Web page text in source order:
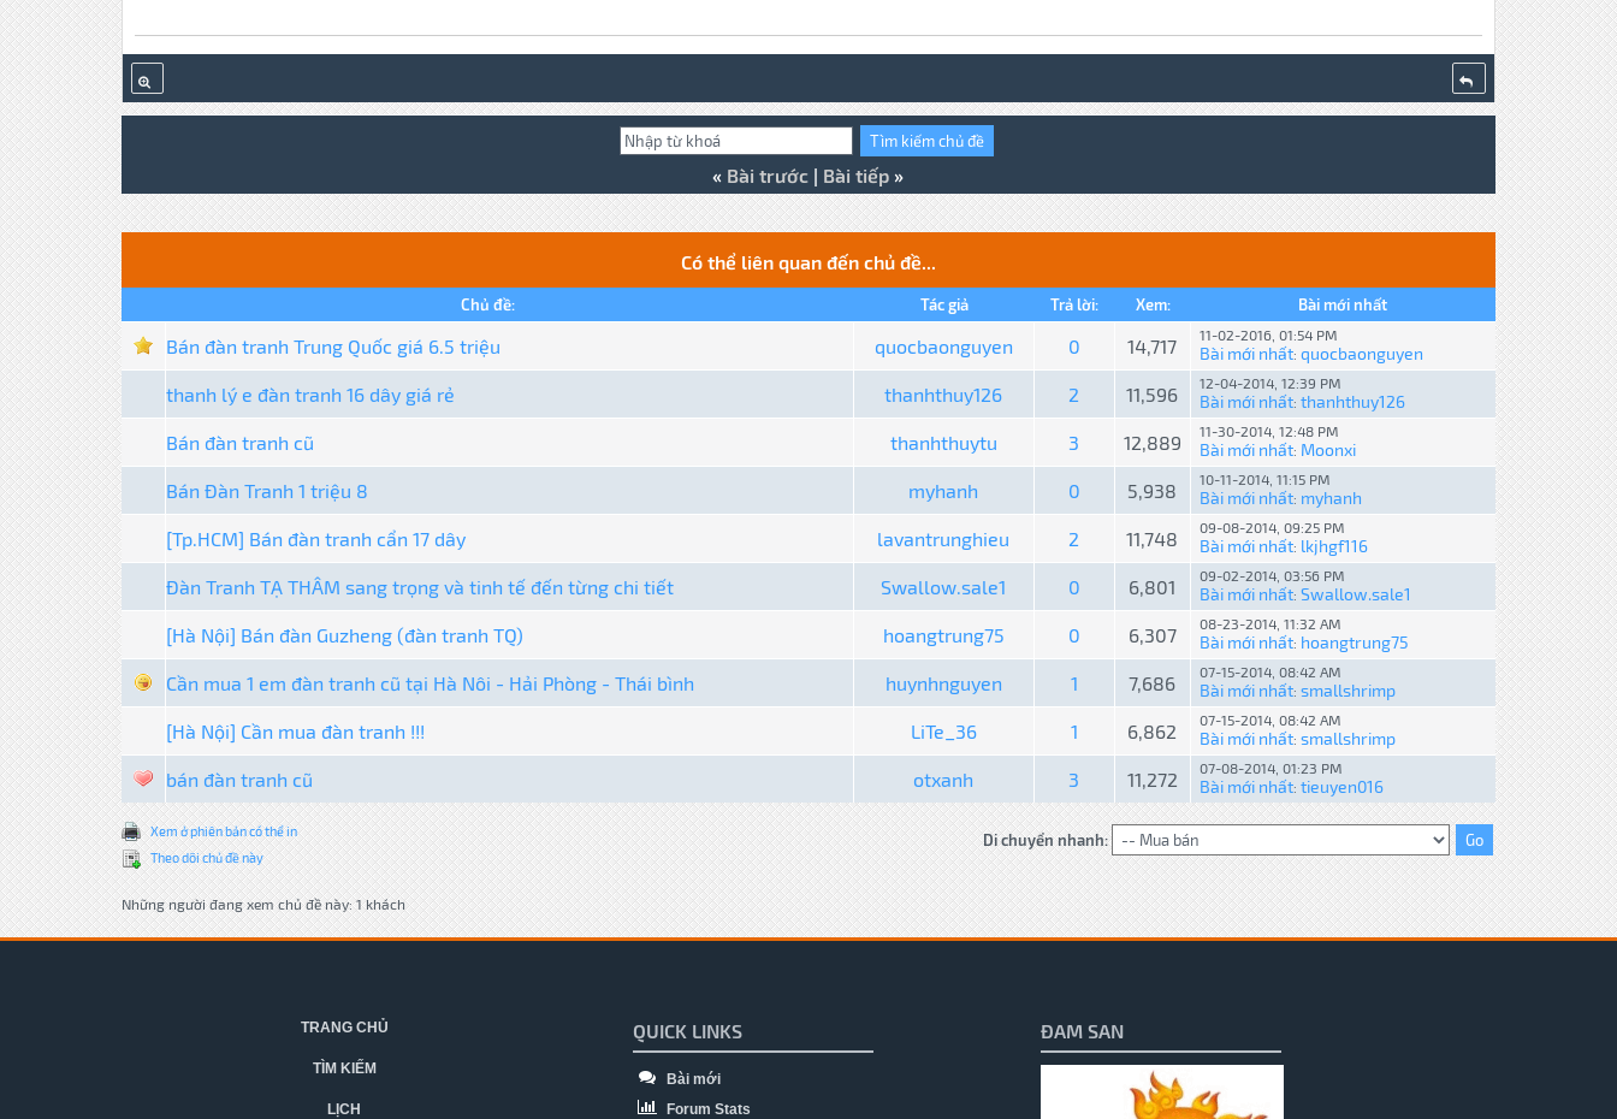
« Bài trước | Bài tiếp »
Có thể liên quan đến chủ đề...
Chủ đề: Tác giả Trả lời: Xem: Bài mới nhất
Bán đàn tranh Trung Quốc giá 6.5 triệu quocbaonguyen 0 14,717 11-02-2016, 01:54 PM
Bài mới nhất: quocbaonguyen
thanh lý e đàn tranh 16 dây giá rẻ thanhthuy126 2 11,596 12-04-2014, 12:39 PM
Bài mới nhất: thanhthuy126
Bán đàn tranh cũ thanhthuytu 3 12,889 11-30-2014, 12:48 PM
Bài mới nhất: Moonxi
Bán Đàn Tranh 1 triệu 8 myhanh 0 5,938 10-11-2014, 11:15 PM
Bài mới nhất: myhanh
[Tp.HCM] Bán đàn tranh cẩn 17 dây lavantrunghieu 2 11,748 09-08-2014, 09:25 PM
Bài mới nhất: lkjhgf116
Đàn Tranh TẠ THÂM sang trọng và tinh tế đến từng chi tiết Swallow.sale1 0 6,801 09-02-2014, 03:56 PM
Bài mới nhất: Swallow.sale1
[Hà Nội] Bán đàn Guzheng (đàn tranh TQ) hoangtrung75 0 6,307 08-23-2014, 11:32 AM
Bài mới nhất: hoangtrung75
Cần mua 1 em đàn tranh cũ tại Hà Nôi - Hải Phòng - Thái bình huynhnguyen 1 7,686 07-15-2014, 08:42 AM
Bài mới nhất: smallshrimp
[Hà Nội] Cần mua đàn tranh !!! LiTe_36 1 6,862 07-15-2014, 08:42 AM
Bài mới nhất: smallshrimp
bán đàn tranh cũ otxanh 3 11,272 07-08-2014, 01:23 PM
Bài mới nhất: tieuyen016
Xem ở phiên bản có thể in
Theo dõi chủ đề này
Di chuyển nhanh:
Những người đang xem chủ đề này: 1 khách
TRANG CHỦ
TÌM KIẾM
LỊCH
QUICK LINKS
Bài mới
Forum Stats
ĐAM SAN